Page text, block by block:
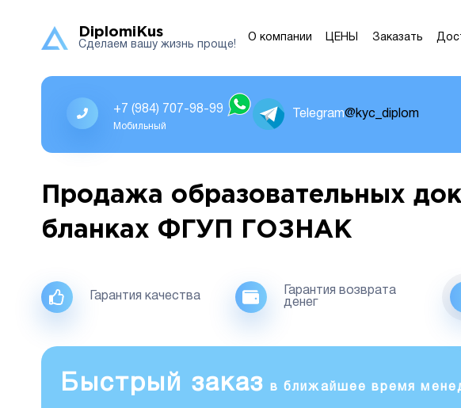
DiplomiKus
Сделаем вашу жизнь проще!
О компании ЦЕНЫ Заказать
+7 (984) 707-98-99
Мобильный
Telegram@kyc_diplom
Продажа образовательных
бланках ФГУП ГОЗНАК
Гарантия качества
Гарантия возврата
денег
Быстрый заказ в ближайшее время